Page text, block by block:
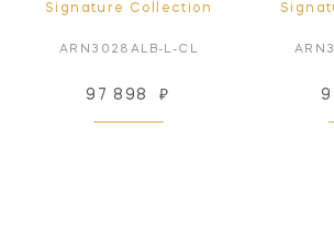
Signature Collection
ARN3028ALB-L-CL
97 898 ₽